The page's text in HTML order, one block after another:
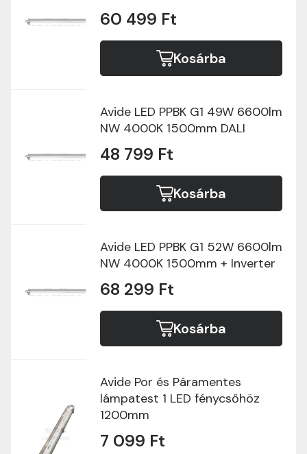
60 499 Ft
Kosárba
Avide LED PPBK G1 49W 6600lm
NW 4000K 1500mm DALI
48 799 Ft
Kosárba
Avide LED PPBK G1 52W 6600lm
NW 4000K 1500mm + Inverter
68 299 Ft
Kosárba
Avide Por és Páramentes
lámpatest 1 LED fénycsőhöz
1200mm
7 099 Ft